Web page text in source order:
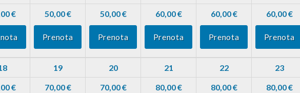
€ 50,00 €
Prenota
50,00 €
Prenota
60,00 €
Prenota
60,00 €
Prenota
60,00 €
Prenota
19 20 21 22 23
€ 70,00 € 70,00 € 80,00 € 80,00 € 80,00 €